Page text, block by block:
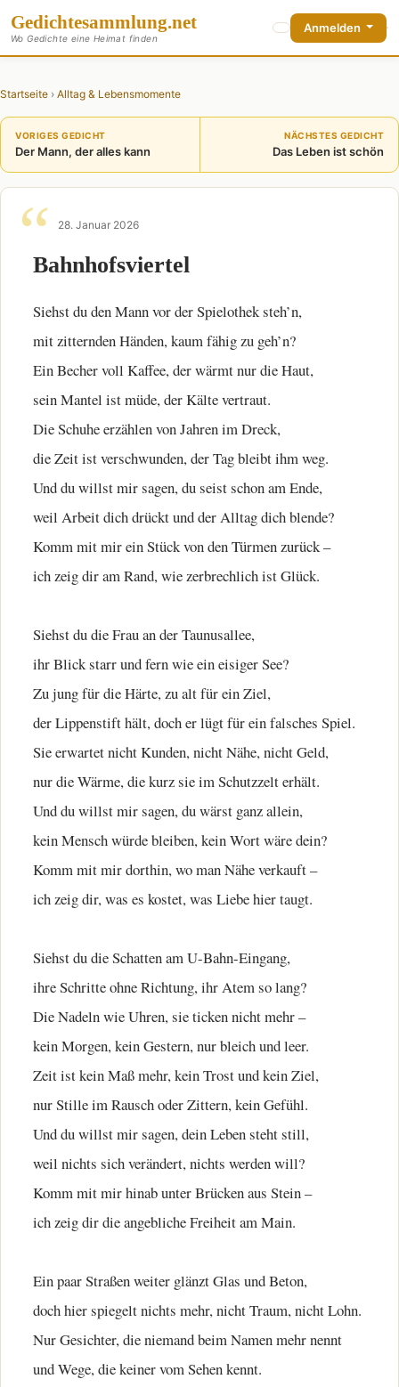
Gedichtesammlung.net
Wo Gedichte eine Heimat finden
Anmelden
Startseite › Alltag & Lebensmomente
VORIGES GEDICHT
Der Mann, der alles kann
NÄCHSTES GEDICHT
Das Leben ist schön
28. Januar 2026
Bahnhofsviertel
Siehst du den Mann vor der Spielothek steh’n,
mit zitternden Händen, kaum fähig zu geh’n?
Ein Becher voll Kaffee, der wärmt nur die Haut,
sein Mantel ist müde, der Kälte vertraut.
Die Schuhe erzählen von Jahren im Dreck,
die Zeit ist verschwunden, der Tag bleibt ihm weg.
Und du willst mir sagen, du seist schon am Ende,
weil Arbeit dich drückt und der Alltag dich blende?
Komm mit mir ein Stück von den Türmen zurück –
ich zeig dir am Rand, wie zerbrechlich ist Glück.
Siehst du die Frau an der Taunusallee,
ihr Blick starr und fern wie ein eisiger See?
Zu jung für die Härte, zu alt für ein Ziel,
der Lippenstift hält, doch er lügt für ein falsches Spiel.
Sie erwartet nicht Kunden, nicht Nähe, nicht Geld,
nur die Wärme, die kurz sie im Schutzzelt erhält.
Und du willst mir sagen, du wärst ganz allein,
kein Mensch würde bleiben, kein Wort wäre dein?
Komm mit mir dorthin, wo man Nähe verkauft –
ich zeig dir, was es kostet, was Liebe hier taugt.
Siehst du die Schatten am U-Bahn-Eingang,
ihre Schritte ohne Richtung, ihr Atem so lang?
Die Nadeln wie Uhren, sie ticken nicht mehr –
kein Morgen, kein Gestern, nur bleich und leer.
Zeit ist kein Maß mehr, kein Trost und kein Ziel,
nur Stille im Rausch oder Zittern, kein Gefühl.
Und du willst mir sagen, dein Leben steht still,
weil nichts sich verändert, nichts werden will?
Komm mit mir hinab unter Brücken aus Stein –
ich zeig dir die angebliche Freiheit am Main.
Ein paar Straßen weiter glänzt Glas und Beton,
doch hier spiegelt nichts mehr, nicht Traum, nicht Lohn.
Nur Gesichter, die niemand beim Namen mehr nennt
und Wege, die keiner vom Sehen kennt.